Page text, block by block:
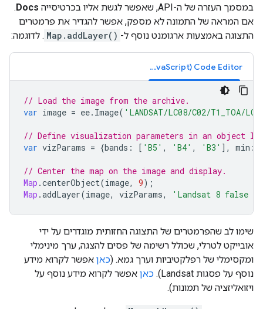
במסמך העזרה של ה-API, שאפשר לגשת אליו בכרטיסייה
Docs
.
אם המראה של התמונה לא מספק, אפשר להגדיר את פרמטרים
התצוגה באמצעות ארגומנט נוסף ל- Map.addLayer() . לדוגמה:
Code Editor‏ (JavaScript)
// Load the image from the archive.
var image = ee. Image( 'LANDSAT/LC08/C02/T1_TOA/
// Define visualization parameters in an object
var vizParams = {bands : [ 'B5' , 'B4' , 'B3' ], min :
// Center the map on the image and display.
Map .centerObject(image, 9);
Map .addLayer(image, vizParams, 'Landsat 8 false
שימו לב שהפרמטרים של התצוגה החזותית מוגדרים על ידי
אובייקט לטרלי, שכולל רשימה של פסים להצגה, ערך מינימלי
ומקסימלי של רפלקטיביות וערך גמא. (כאן אפשר לקרוא מידע
נוסף על פסגות Landsat).
כאן אפשר לקרוא מידע נוסף על
ויזואליזציה של תמונות).